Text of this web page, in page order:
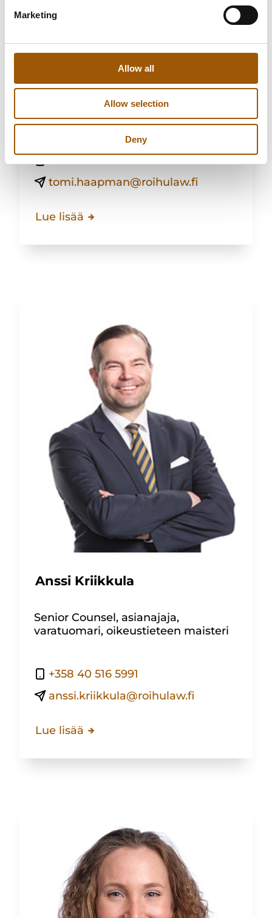
Marketing
Allow all
Allow selection
Deny
Tomi Haapman
Osakas, asianajaja, oikeustieteen
maisteri
tomi.haapman@roihulaw.fi
Lue lisää
Anssi Kriikkula
Senior Counsel, asianajaja,
varatuomari, oikeustieteen maisteri
+358 40 516 5991
anssi.kriikkula@roihulaw.fi
Lue lisää